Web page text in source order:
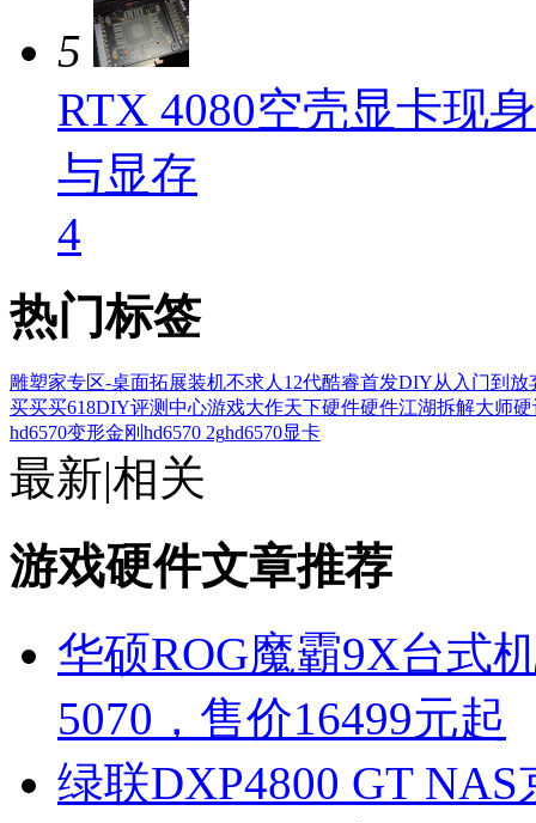
5
RTX 4080空壳显卡现
与显存
4
热门标签
雕塑家专区-桌面拓展装机不求人12代酷睿首发DIY从入门到放
买买买618DIY评测中心游戏大作天下硬件硬件江湖拆解大师硬
hd6570变形金刚 hd6570 2ghd6570显卡
最新|相关
游戏硬件文章推荐
华硕ROG魔霸9X台式
5070，售价16499元起
绿联DXP4800 GT